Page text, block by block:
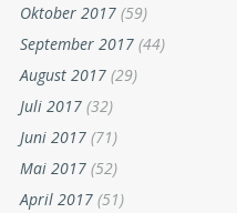
Oktober 2017 (59)
September 2017 (44)
August 2017 (29)
Juli 2017 (32)
Juni 2017 (71)
Mai 2017 (52)
April 2017 (51)